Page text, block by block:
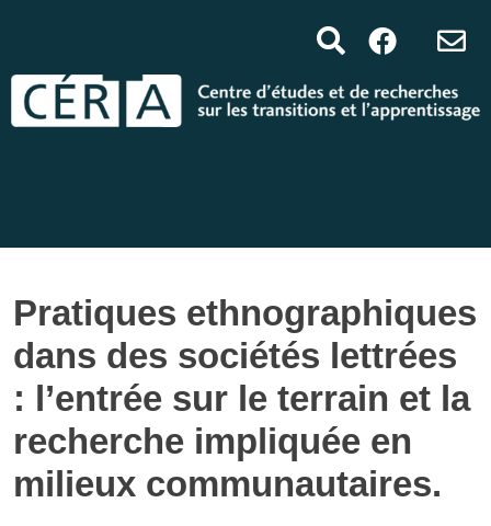
Pratiques ethnographiques
dans des sociétés lettrées
: l’entrée sur le terrain et la
recherche impliquée en
milieux communautaires.